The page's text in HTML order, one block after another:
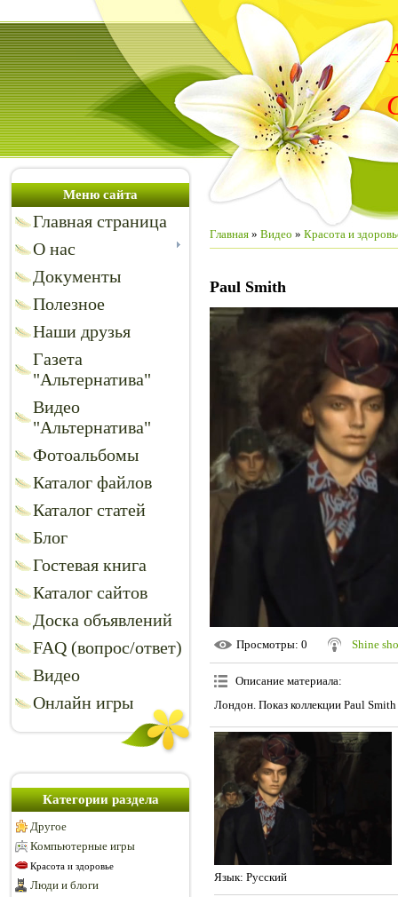
Меню сайта
Главная страница
О нас
Документы
Полезное
Наши друзья
Газета
"Альтернатива"
Видео
"Альтернатива"
Фотоальбомы
Каталог файлов
Каталог статей
Блог
Гостевая книга
Каталог сайтов
Доска объявлений
FAQ (вопрос/ответ)
Видео
Онлайн игры
Категории раздела
Другое
Компьютерные игры
Красота и здоровье
Люди и блоги
Главная » Видео » Красота и
Paul Smith
Просмотры: 0 Shine
Описание материала:
Лондон. Показ коллекции Paul
Язык: Русский